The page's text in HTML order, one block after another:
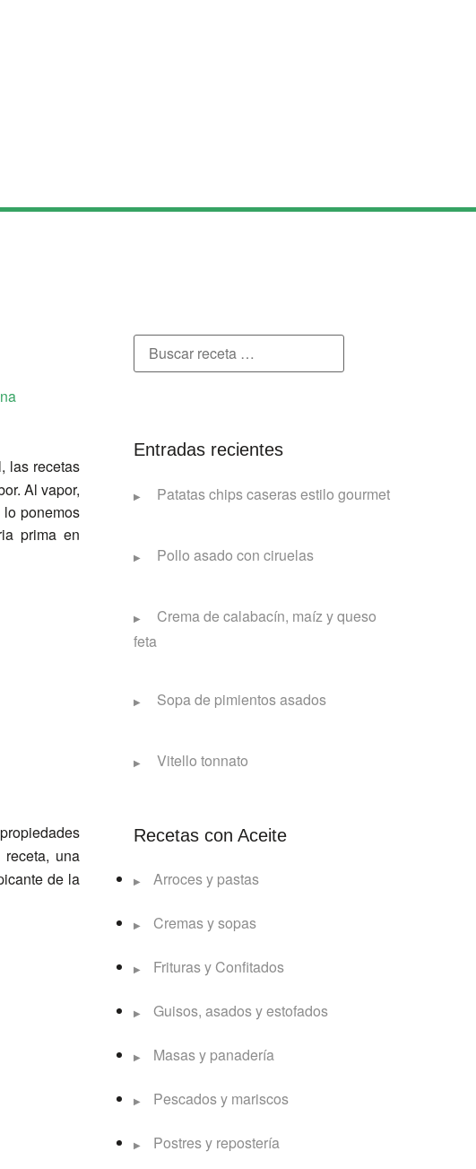
las recetas
Al vapor,
ponemos
prima en
una
de la
Entradas recientes
Patatas chips caseras estilo gourmet
Pollo asado con ciruelas
Crema de calabacín, maíz y queso
feta
Sopa de pimientos asados
Vitello tonnato
Recetas con Aceite
Arroces y pastas
Cremas y sopas
Frituras y Confitados
Guisos, asados y estofados
Masas y panadería
Pescados y mariscos
Postres y repostería